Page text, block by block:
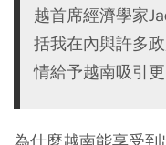
越首席經濟學家
括我在內與許多
情給予越南吸引